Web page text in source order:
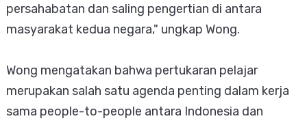
persahabatan dan saling pengertian di antara
masyarakat kedua negara," ungkap Wong.
Wong mengatakan bahwa pertukaran pelajar
merupakan salah satu agenda penting dalam kerja
sama people-to-people antara Indonesia dan